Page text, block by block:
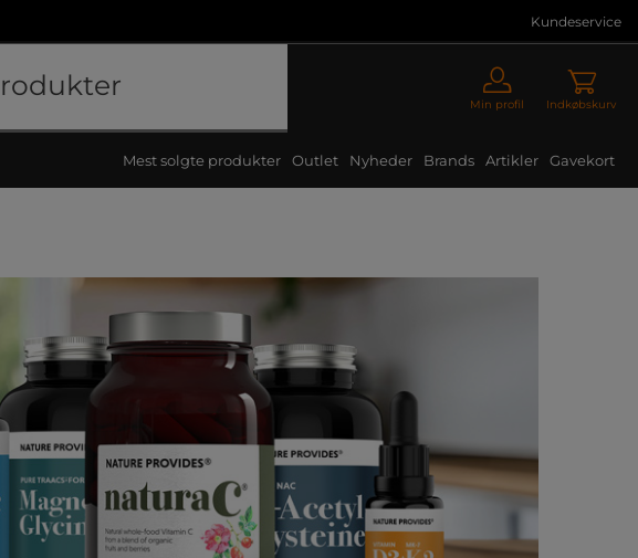
Kundeservice
Min profil Indkøbskurv
Mest solgte produkter Outlet Nyheder Brands Artikler Gavekort